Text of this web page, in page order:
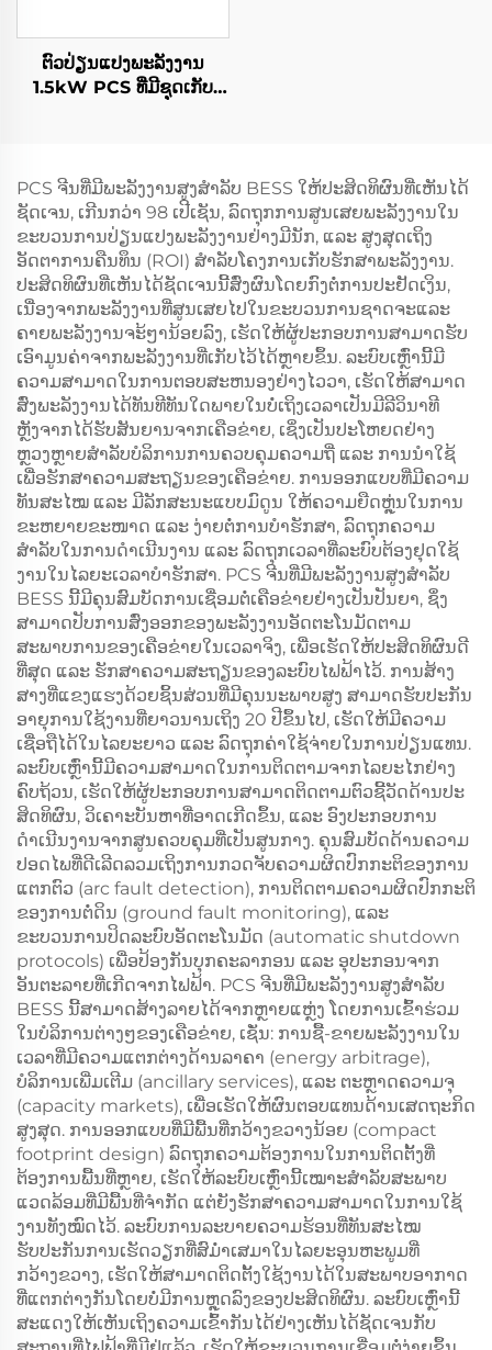
ຕົວປ່ຽນແປງພະລັງງານ
1.5kW PCS ທີ່ມີຊຸດເກັບ
PCS ຈີນທີ່ມີພະລັງງານສູງສຳລັບ BESS ໃຫ້ປະສິດທິຜົນທີ່ເຫັນໄດ້
ຊັດເຈນ, ເກີນກວ່າ 98 ເປີເຊັນ, ລົດຖຸກການສູນເສຍພະລັງງານໃນ
ຂະບວນການປ່ຽນແປງພະລັງງານຢ່າງມີນັກ, ແລະ ສູງສຸດເຖິງ
ອັດຕາການຄືນທຶນ (ROI) ສຳລັບໂຄງການເກັບຮັກສາພະລັງງານ.
ປະສິດທິຜົນທີ່ເຫັນໄດ້ຊັດເຈນນີ້ສົ່ງຜົນໂດຍກົງຕໍ່ການປະຢັດເງິນ,
ເນື່ອງຈາກພະລັງງານທີ່ສູນເສຍໄປໃນຂະບວນການຊາດຈະແລະ
ຄາຍພະລັງງານຈະໆ້ານ້ອຍລົງ, ເຮັດໃຫ້ຜູ້ປະກອບການສາມາດຮັບ
ເອົາມູນຄ່າຈາກພະລັງງານທີ່ເກັບໄວ້ໄດ້ຫຼາຍຂຶ້ນ. ລະບົບເຫຼົ່ານີ້ມີ
ຄວາມສາມາດໃນການຕອບສະຫນອງຢ່າງໄວວາ, ເຮັດໃຫ້ສາມາດ
ສົ່ງພະລັງງານໄດ້ທັນທີທັນໃດພາຍໃນບໍ່ເຖິງເວລາເປັນມີລີວິນາທີ
ຫຼັງຈາກໄດ້ຮັບສັນຍານຈາກເຄືອຂ່າຍ, ເຊິ່ງເປັນປະໂຫຍດຢ່າງ
ຫຼວງຫຼາຍສຳລັບບໍລິການການຄວບຄຸມຄວາມຖີ່ ແລະ ການນຳໃຊ້
ເພື່ອຮັກສາຄວາມສະຖຽນຂອງເຄືອຂ່າຍ. ການອອກແບບທີ່ມີຄວາມ
ທັນສະໄໝ ແລະ ມີລັກສະນະແບບມົດູນ ໃຫ້ຄວາມຍືດຫຼຸ່ນໃນການ
ຂະຫຍາຍຂະໜາດ ແລະ ງ່າຍຕໍ່ການບໍາຮັກສາ, ລົດຖຸກຄວາມ
ສຳລັບໃນການດຳເນີນງານ ແລະ ລົດຖຸກເວລາທີ່ລະບົບຕ້ອງຢຸດໃຊ້
ງານໃນໄລຍະເວລາບໍາຮັກສາ. PCS ຈີນທີ່ມີພະລັງງານສູງສຳລັບ
BESS ນີ້ມີຄຸນສົມບັດການເຊື່ອມຕໍ່ເຄືອຂ່າຍຢ່າງເປັນປັນຍາ, ຊຶ່ງ
ສາມາດປັບການສົ່ງອອກຂອງພະລັງງານອັດຕະໂນມັດຕາມ
ສະພາບການຂອງເຄືອຂ່າຍໃນເວລາຈິງ, ເພື່ອເຮັດໃຫ້ປະສິດທິຜົນດີ
ທີ່ສຸດ ແລະ ຮັກສາຄວາມສະຖຽນຂອງລະບົບໄຟຟ້າໄວ້. ການສ້າງ
ສາງທີ່ແຂງແຮງດ້ວຍຊິ້ນສ່ວນທີ່ມີຄຸນນະພາບສູງ ສາມາດຮັບປະກັນ
ອາຍຸການໃຊ້ງານທີ່ຍາວນານເຖິງ 20 ປີຂຶ້ນໄປ, ເຮັດໃຫ້ມີຄວາມ
ເຊື່ອຖືໄດ້ໃນໄລຍະຍາວ ແລະ ລົດຖຸກຄ່າໃຊ້ຈ່າຍໃນການປ່ຽນແທນ.
ລະບົບເຫຼົ່ານີ້ມີຄວາມສາມາດໃນການຕິດຕາມຈາກໄລຍະໄກຢ່າງ
ຄົບຖ້ວນ, ເຮັດໃຫ້ຜູ້ປະກອບການສາມາດຕິດຕາມຕົວຊີ້ວັດດ້ານປະ
ສິດທິຜົນ, ວິເຄາະບັນຫາທີ່ອາດເກີດຂຶ້ນ, ແລະ ອົງປະກອບການ
ດຳເນີນງານຈາກສູນຄວບຄຸມທີ່ເປັນສູນກາງ. ຄຸນສົມບັດດ້ານຄວາມ
ປອດໄພທີ່ດີເລີດລວມເຖິງການກວດຈັບຄວາມຜິດປົກກະຕິຂອງການ
ແຕກຕົວ (arc fault detection), ການຕິດຕາມຄວາມຜິດປົກກະຕິ
ຂອງການຕໍ່ດິນ (ground fault monitoring), ແລະ
ຂະບວນການປິດລະບົບອັດຕະໂນມັດ (automatic shutdown
protocols) ເພື່ອປ້ອງກັນບຸກຄະລາກອນ ແລະ ອຸປະກອນຈາກ
ອັນຕະລາຍທີ່ເກີດຈາກໄຟຟ້າ. PCS ຈີນທີ່ມີພະລັງງານສູງສຳລັບ
BESS ນີ້ສາມາດສ້າງລາຍໄດ້ຈາກຫຼາຍແຫຼ່ງ ໂດຍການເຂົ້າຮ່ວມ
ໃນບໍລິການຕ່າງໆຂອງເຄືອຂ່າຍ, ເຊັ່ນ: ການຊື້-ຂາຍພະລັງງານໃນ
ເວລາທີ່ມີຄວາມແຕກຕ່າງດ້ານລາຄາ (energy arbitrage),
ບໍລິການເພີ່ມເຕີມ (ancillary services), ແລະ ຕະຫຼາດຄວາມຈຸ
(capacity markets), ເພື່ອເຮັດໃຫ້ຜົນຕອບແທນດ້ານເສດຖະກິດ
ສູງສຸດ. ການອອກແບບທີ່ມີພື້ນທີ່ກວ້າງຂວາງນ້ອຍ (compact
footprint design) ລົດຖຸກຄວາມຕ້ອງການໃນການຕິດຕັ້ງທີ່
ຕ້ອງການພື້ນທີ່ຫຼາຍ, ເຮັດໃຫ້ລະບົບເຫຼົ່ານີ້ເໝາະສຳລັບສະພາບ
ແວດລ້ອມທີ່ມີພື້ນທີ່ຈຳກັດ ແຕ່ຍັງຮັກສາຄວາມສາມາດໃນການໃຊ້
ງານທັງໝົດໄວ້. ລະບົບການລະບາຍຄວາມຮ້ອນທີ່ທັນສະໄໝ
ຮັບປະກັນການເຮັດວຽກທີ່ສົມ່ຳເສມາໃນໄລຍະອຸນຫະພູມທີ່
ກວ້າງຂວາງ, ເຮັດໃຫ້ສາມາດຕິດຕັ້ງໃຊ້ງານໄດ້ໃນສະພາບອາກາດ
ທີ່ແຕກຕ່າງກັນໂດຍບໍ່ມີການຫຼຸດລົງຂອງປະສິດທິຜົນ. ລະບົບເຫຼົ່ານີ້
ສະແດງໃຫ້ເຫັນເຖິງຄວາມເຂົ້າກັນໄດ້ຢ່າງເຫັນໄດ້ຊັດເຈນກັບ